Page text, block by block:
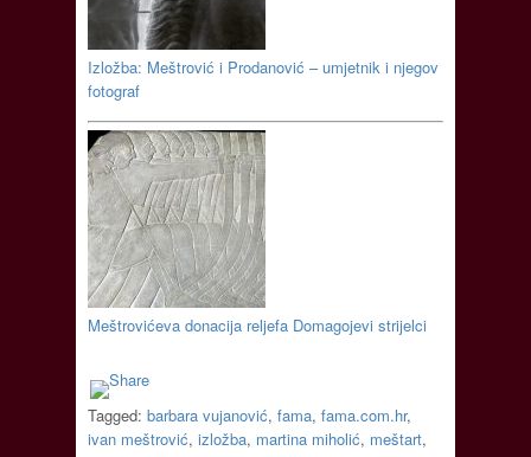
Izložba: Meštrović i Prodanović – umjetnik i njegov
fotograf
Meštrovićeva donacija reljefa Domagojevi strijelci
Tagged: barbara vujanović, fama, fama.com.hr,
ivan meštrović, izložba, martina miholić, meštart,